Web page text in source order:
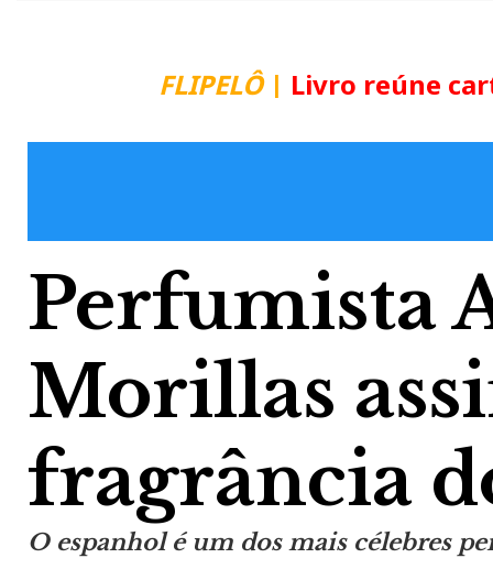
FLIPELÔ| Livro reúne
Perfumista
Morillas
fragrância
O espanhol é um dos mais célebres